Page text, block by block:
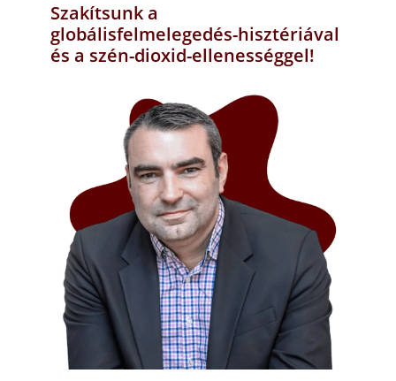
Szakítsunk a
globálisfelmelegedés-hisztériával
és a szén-dioxid-ellenességgel!